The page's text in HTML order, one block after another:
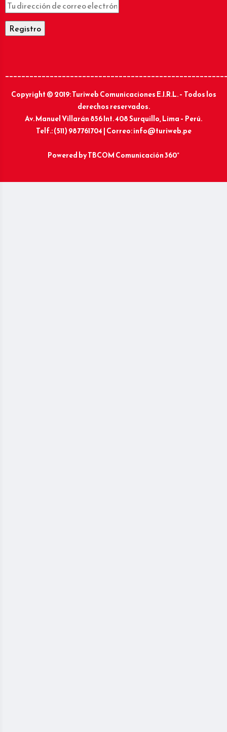
Copyright © 2019: Turiweb Comunicaciones E.I.R.L. – Todos los
derechos reservados.
Av. Manuel Villarán 856 Int. 408 Surquillo, Lima – Perú.
Telf.: (511) 987761704 | Correo: info@turiweb.pe
Powered byTBCOM Comunicación 360°